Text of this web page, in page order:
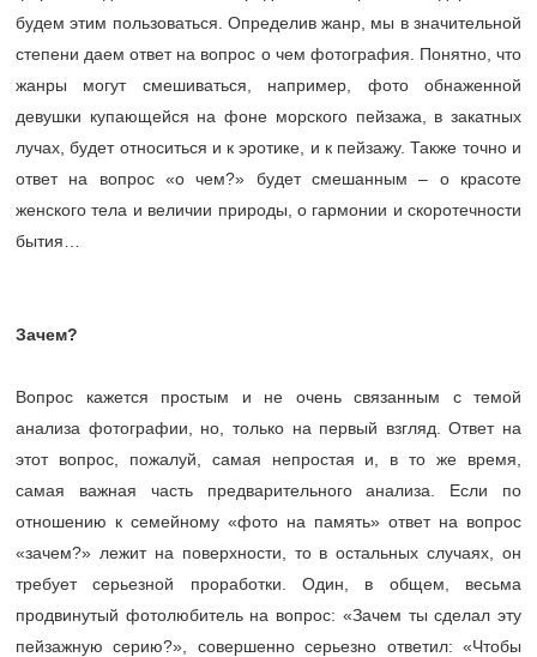
будем этим пользоваться. Определив жанр, мы в значительной
степени даем ответ на вопрос о чем фотография. Понятно, что
жанры могут смешиваться, например, фото обнаженной
девушки купающейся на фоне морского пейзажа, в закатных
лучах, будет относиться и к эротике, и к пейзажу. Также точно и
ответ на вопрос «о чем?» будет смешанным – о красоте
женского тела и величии природы, о гармонии и скоротечности
бытия…
Зачем?
Вопрос кажется простым и не очень связанным с темой
анализа фотографии, но, только на первый взгляд. Ответ на
этот вопрос, пожалуй, самая непростая и, в то же время,
самая важная часть предварительного анализа. Если по
отношению к семейному «фото на память» ответ на вопрос
«зачем?» лежит на поверхности, то в остальных случаях, он
требует серьезной проработки. Один, в общем, весьма
продвинутый фотолюбитель на вопрос: «Зачем ты сделал эту
пейзажную серию?», совершенно серьезно ответил: «Чтобы